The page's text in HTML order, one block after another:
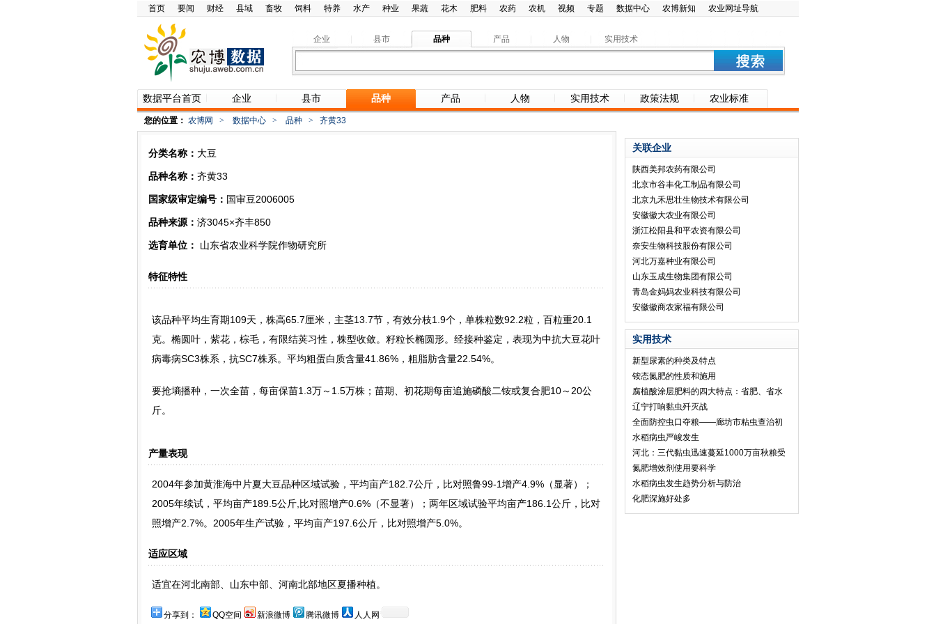
首页 要闻 财经 县域 畜牧 饲料 特养 水产 种业 果蔬 花木 肥料 农药 农机 视频 专题 数据中心 农博新知 农业网址导航
企业 县市 品种 产品 人物 实用技术
数据平台首页 企业 县市 品种 产品 人物 实用技术 政策法规 农业标准
您的位置： 农博网 > 数据中心 > 品种 > 齐黄33
分类名称： 大豆
品种名称： 齐黄33
国家级审定编号： 国审豆2006005
品种来源： 济3045×齐丰850
选育单位： 山东省农业科学院作物研究所
特征特性
该品种平均生育期109天，株高65.7厘米，主茎13.7节，有效分枝1.9个，单株粒数92.2粒，百粒重20.1
克。椭圆叶，紫花，棕毛，有限结荚习性，株型收敛。籽粒长椭圆形。经接种鉴定，表现为中抗大豆花叶
病毒病SC3株系，抗SC7株系。平均粗蛋白质含量41.86%，粗脂肪含量22.54%。
要抢墒播种，一次全苗，每亩保苗1.3万～1.5万株；苗期、初花期每亩追施磷酸二铵或复合肥10～20公
斤。
产量表现
2004年参加黄淮海中片夏大豆品种区域试验，平均亩产182.7公斤，比对照鲁99-1增产4.9%（显著）；
2005年续试，平均亩产189.5公斤,比对照增产0.6%（不显著）；两年区域试验平均亩产186.1公斤，比对
照增产2.7%。2005年生产试验，平均亩产197.6公斤，比对照增产5.0%。
适应区域
适宜在河北南部、山东中部、河南北部地区夏播种植。
分享到： QQ空间 新浪微博 腾讯微博 人人网
关联企业
陕西美邦农药有限公司
北京市谷丰化工制品有限公司
北京九禾思壮生物技术有限公司
安徽徽大农业有限公司
浙江松阳县和平农资有限公司
奈安生物科技股份有限公司
河北万嘉种业有限公司
山东玉成生物集团有限公司
青岛金妈妈农业科技有限公司
安徽徽商农家福有限公司
实用技术
新型尿素的种类及特点
铵态氮肥的性质和施用
腐植酸涂层肥料的四大特点：省肥、省水
辽宁打响黏虫歼灭战
全面防控虫口夺粮——廊坊市粘虫查治初
水稻病虫严峻发生
河北：三代黏虫迅速蔓延1000万亩秋粮受
氮肥增效剂使用要科学
水稻病虫发生趋势分析与防治
化肥深施好处多